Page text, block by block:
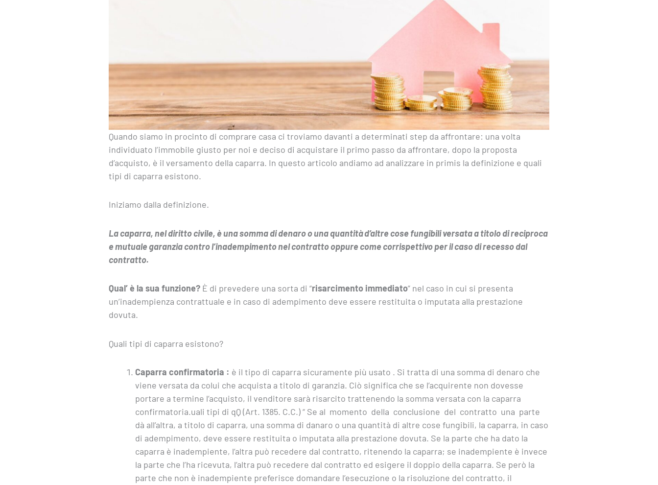
Quando siamo in procinto di comprare casa ci troviamo davanti a determinati step da affrontare: una volta
individuato l’immobile giusto per noi e deciso di acquistare il primo passo da affrontare, dopo la proposta
d’acquisto, è il versamento della caparra. In questo articolo andiamo ad analizzare in primis la definizione e quali
tipi di caparra esistono.
Iniziamo dalla definizione.
La caparra, nel diritto civile, è una somma di denaro o una quantità d’altre cose fungibili versata a titolo di reciproca
e mutuale garanzia contro l’inadempimento nel contratto oppure come corrispettivo per il caso di recesso dal
contratto.
Qual’ è la sua funzione? È di prevedere una sorta di “risarcimento immediato” nel caso in cui si presenta
un’inadempienza contrattuale e in caso di adempimento deve essere restituita o imputata alla prestazione
dovuta.
Quali tipi di caparra esistono?
Caparra confirmatoria : è il tipo di caparra sicuramente più usato . Si tratta di una somma di denaro che
viene versata da colui che acquista a titolo di garanzia. Ciò significa che se l’acquirente non dovesse
portare a termine l’acquisto, il venditore sarà risarcito trattenendo la somma versata con la caparra
confirmatoria.uali tipi di qQ (Art. 1385. C.C.) “ Se al momento della conclusione del contratto una parte
dà all’altra, a titolo di caparra, una somma di danaro o una quantità di altre cose fungibili, la caparra, in caso
di adempimento, deve essere restituita o imputata alla prestazione dovuta. Se la parte che ha dato la
caparra è inadempiente, l’altra può recedere dal contratto, ritenendo la caparra; se inadempiente è invece
la parte che l’ha ricevuta, l’altra può recedere dal contratto ed esigere il doppio della caparra. Se però la
parte che non è inadempiente preferisce domandare l’esecuzione o la risoluzione del contratto, il